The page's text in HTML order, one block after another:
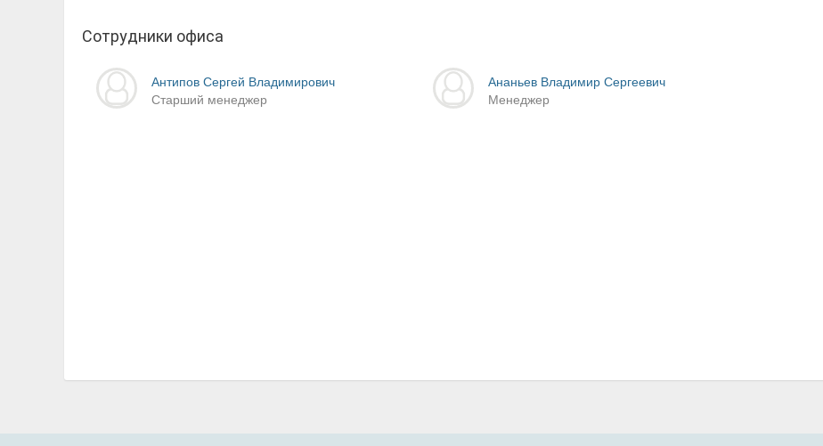
Сотрудники офиса
Антипов Сергей Владимирович
Старший менеджер
Ананьев Владимир Сергеевич
Менеджер